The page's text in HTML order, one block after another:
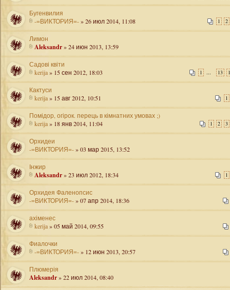
Бугенвилия
1 2
-=ВИКТОРИЯ=-» 26 июл 2014, 11:08
Лимон
Aleksandr» 24 июн 2013, 13:59
Садові квіти
1 ... 13
kerija» 15 сен 2012, 18:03
Кактуси
1
kerija» 15 авг 2012, 10:51
Помідор, огірок. перець в кімнатних умовах ;)
1 2 3
kerija» 18 янв 2014, 11:04
Орхидеи
-=ВИКТОРИЯ=-» 03 мар 2015, 13:52
Інжир
1
Aleksandr» 23 июл 2012, 18:34
Орхидея Фаленопсис
-=ВИКТОРИЯ=-» 07 апр 2014, 18:36
ахіменес
kerija» 05 май 2014, 09:55
Фиалочки
-=ВИКТОРИЯ=-» 12 июн 2013, 20:57
Плюмерія
Aleksandr» 22 июл 2014, 08:40